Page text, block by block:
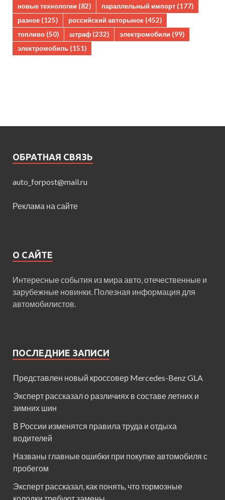
новые технологии (82) параллельный импорт (177)
разное (125) российский авторынок (452)
топливо (50) штраф (232) электромобили (99)
электромобиль (151)
ОБРАТНАЯ СВЯЗЬ
auto_forpost@mail.ru
Реклама на сайте
О САЙТЕ
Интересные события из мира авто, отечественные и
зарубежные новинки. Полезная информация для
автомобилистов.
ПОСЛЕДНИЕ ЗАПИСИ
Представлен новый кроссовер Mercedes-Benz GLA
Эксперт рассказал о различиях в составе летних и
зимних шин
В России изменятся правила труда и отдыха
водителей
Названы главные ошибки при покупке автомобиля с
пробегом
Эксперт рассказал, как понять, что тормозные